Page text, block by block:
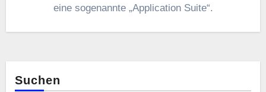
eine sogenannte „Application Suite“.
Suchen